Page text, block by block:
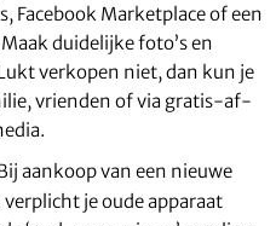
Facebook Marketplace of een
duidelijke foto’s en
verkopen niet, dan kun je
vrienden of via gratis-af-
aankoop van een nieuwe
je oude apparaat